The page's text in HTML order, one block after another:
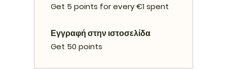
Get 5 points for every €1 spent
Εγγραφή στην ιστοσελίδα
Get 50 points